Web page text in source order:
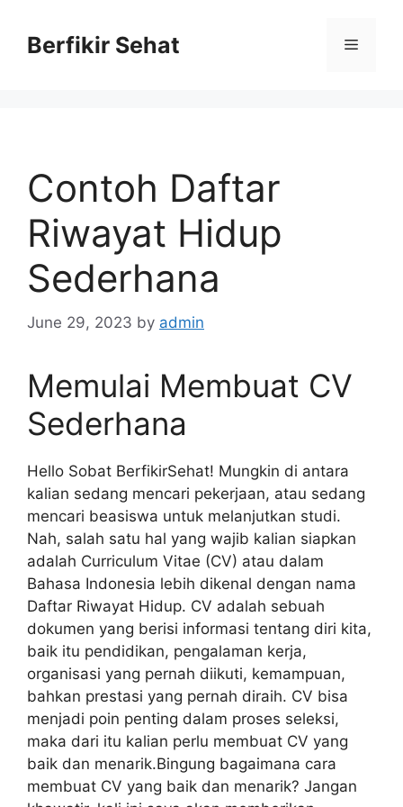
contentBerfikir Sehat Menu
Contoh Daftar
Riwayat Hidup
Sederhana
June 29, 2023 by admin
Memulai Membuat CV
Sederhana
Hello Sobat BerfikirSehat! Mungkin di antara
kalian sedang mencari pekerjaan, atau sedang
mencari beasiswa untuk melanjutkan studi.
Nah, salah satu hal yang wajib kalian siapkan
adalah Curriculum Vitae (CV) atau dalam
Bahasa Indonesia lebih dikenal dengan nama
Daftar Riwayat Hidup. CV adalah sebuah
dokumen yang berisi informasi tentang diri kita,
baik itu pendidikan, pengalaman kerja,
organisasi yang pernah diikuti, kemampuan,
bahkan prestasi yang pernah diraih. CV bisa
menjadi poin penting dalam proses seleksi,
maka dari itu kalian perlu membuat CV yang
baik dan menarik.Bingung bagaimana cara
membuat CV yang baik dan menarik? Jangan